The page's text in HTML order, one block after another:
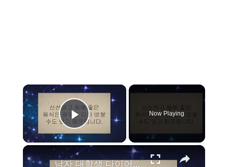
×
Play Video
Now Playing
×
남자 대학생 다이어트 식단을 위한 9가지 꿀팁